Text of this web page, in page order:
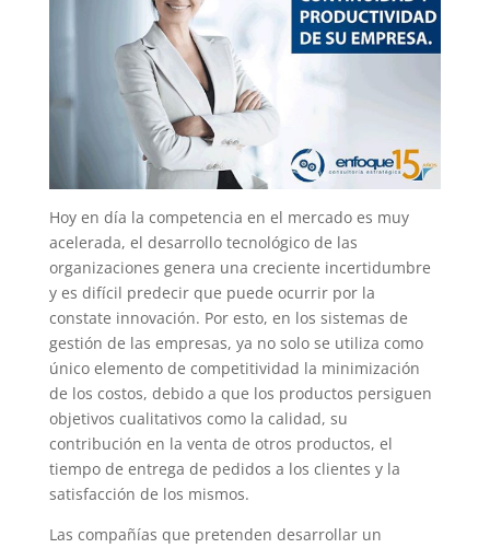
Hoy en día la competencia en el mercado es muy
acelerada, el desarrollo tecnológico de las
organizaciones genera una creciente incertidumbre
y es difícil predecir que puede ocurrir por la
constate innovación. Por esto, en los sistemas de
gestión de las empresas, ya no solo se utiliza como
único elemento de competitividad la minimización
de los costos, debido a que los productos persiguen
objetivos cualitativos como la calidad, su
contribución en la venta de otros productos, el
tiempo de entrega de pedidos a los clientes y la
satisfacción de los mismos.
Las compañías que pretenden desarrollar un